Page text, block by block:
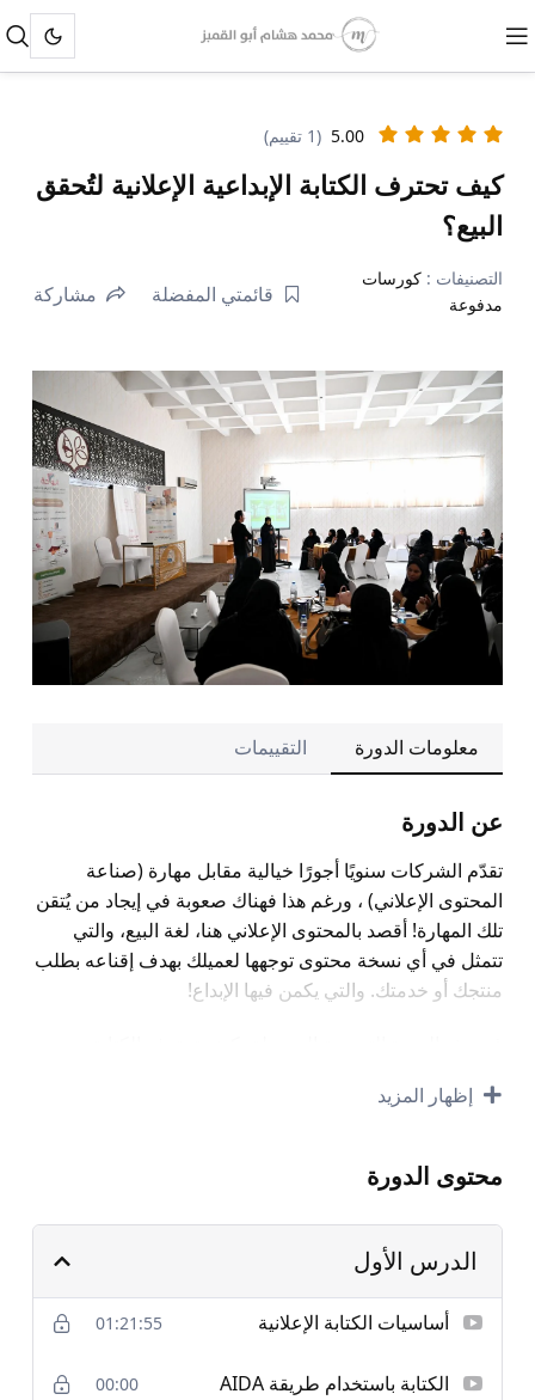
5.00 (1 تقييم)
كيف تحترف الكتابة الإبداعية الإعلانية لتُحقق
البيع؟
التصنيفات : كورسات
مدفوعة
قائمتي المفضلة مشاركة
معلومات الدورة التقييمات
عن الدورة
تقدّم الشركات سنويًا أجورًا خيالية مقابل مهارة (صناعة
المحتوى الإعلاني) ، ورغم هذا فهناك صعوبة في إيجاد من يُتقن
تلك المهارة! أقصد بالمحتوى الإعلاني هنا، لغة البيع، والتي
تتمثل في أي نسخة محتوى توجهها لعميلك بهدف إقناعه بطلب
منتجك أو خدمتك. والتي يكمن فيها الإبداع!
وعملاء محتملين بأقل تكلفة، من مدونتك، مواقعك عبر
لعميلك!. هل أنت جاهز لتطوّر محتوى شركتك وتقدّمه بأكثر
الطرق إبداعًا لتحقق أهداف مبيعاتك؟
ماذا ستتعلّم خلال دورة الكتابة الإبداعية
الإعلانية؟
إظهار المزيد
محتوى الدورة
الدرس الأول
أساسيات الكتابة الإعلانية 01:21:55
الكتابة باستخدام طريقة AIDA 00:00